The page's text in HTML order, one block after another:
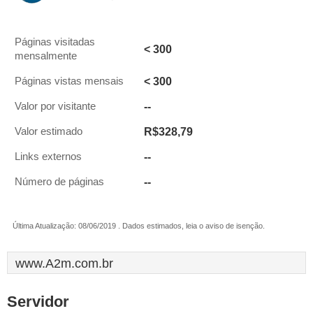
Páginas visitadas
mensalmente
< 300
Páginas vistas mensais < 300
Valor por visitante --
Valor estimado R$328,79
Links externos --
Número de páginas --
Última Atualização: 08/06/2019 . Dados estimados, leia o aviso de isenção.
www.A2m.com.br
Servidor